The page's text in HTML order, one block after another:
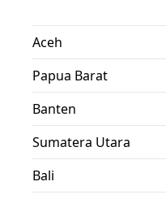
Aceh
Papua Barat
Banten
Sumatera Utara
Bali